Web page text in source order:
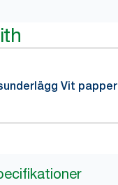
Vit papper